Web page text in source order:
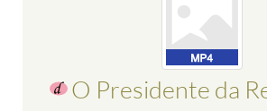
O Presidente da